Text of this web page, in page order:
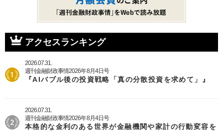
アクセスランキング
2026.07.31.
週刊金融財政事情2026年8月4日号
『AIバブル後の投資戦略「真の分散投資を求めて」』
2026.07.31.
週刊金融財政事情2026年8月4日号
本格的な金利のある世界が金融機関や家計の行動変容を